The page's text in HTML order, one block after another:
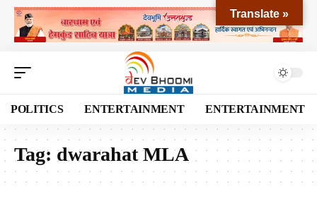
POLITICS ENTERTAINMENT ENTERTAINMENT
Tag: dwarahat MLA
Translate »